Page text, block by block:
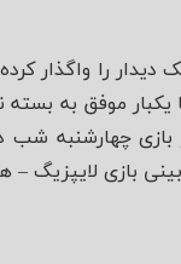
را واگذار
موفق به
چهارشنبه شب
بازی لایپزیگ –